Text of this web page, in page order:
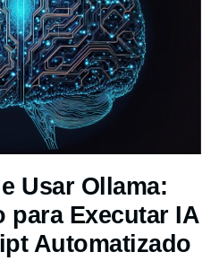
Usar Ollama:
para Executar IA
Automatizado